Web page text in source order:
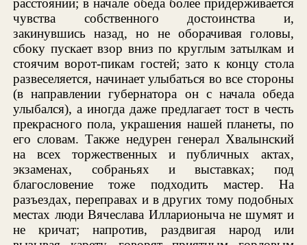
расстоянии; в начале обеда более придерживается
чувства собственного достоинства и,
закинувшись назад, но не оборачивая головы,
сбоку пускает взор вниз по круглым затылкам и
стоячим ворот-пикам гостей; зато к концу стола
развеселяется, начинает улыбаться во все стороны
(в направлении губернатора он с начала обеда
улыбался), а иногда даже предлагает тост в честь
прекрасного пола, украшения нашей планеты, по
его словам. Также недурен генерал Хвалынский
на всех торжественных и публичных актах,
экзаменах, собраньях и выставках; под
благословение тоже подходить мастер. На
разъездах, переправах и в других тому подобных
местах люди Вячеслава Илларионыча не шумят и
не кричат; напротив, раздвигая народ или